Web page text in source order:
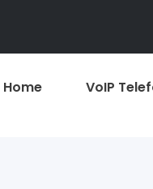
Home VoIP